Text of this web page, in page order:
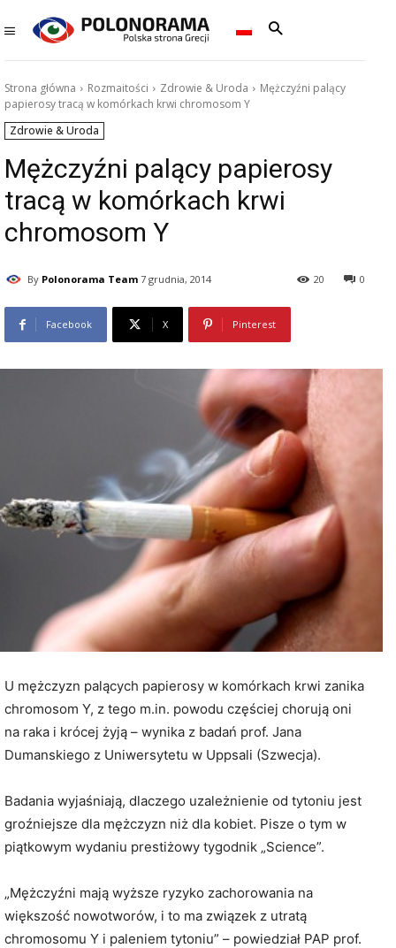
Strona główna Rozmaitości Zdrowie & Uroda
Mężczyźni palący
papierosy tracą w komórkach krwi chromosom Y
Zdrowie & Uroda
Mężczyźni palący papierosy
tracą w komórkach krwi
chromosom Y
By Polonorama Team 7 grudnia, 2014 0
20
Facebook X Pinterest
U mężczyzn palących papierosy w komórkach krwi zanika
chromosom Y, z tego m.in. powodu częściej chorują oni
na raka i krócej żyją – wynika z badań prof. Jana
Dumanskiego z Uniwersytetu w Uppsali (Szwecja).
Badania wyjaśniają, dlaczego uzależnienie od tytoniu jest
groźniejsze dla mężczyzn niż dla kobiet. Pisze o tym w
piątkowym wydaniu prestiżowy tygodnik „Science”.
„Mężczyźni mają wyższe ryzyko zachorowania na
większość nowotworów, i to ma związek z utratą
chromosomu Y i paleniem tytoniu” – powiedział PAP prof.